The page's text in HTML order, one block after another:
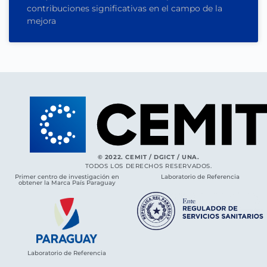
contribuciones significativas en el campo de la
mejora
© 2022. CEMIT / DGICT / UNA.
TODOS LOS DERECHOS RESERVADOS.
Primer centro de investigación en
obtener la Marca País Paraguay
Laboratorio de Referencia
Laboratorio de Referencia